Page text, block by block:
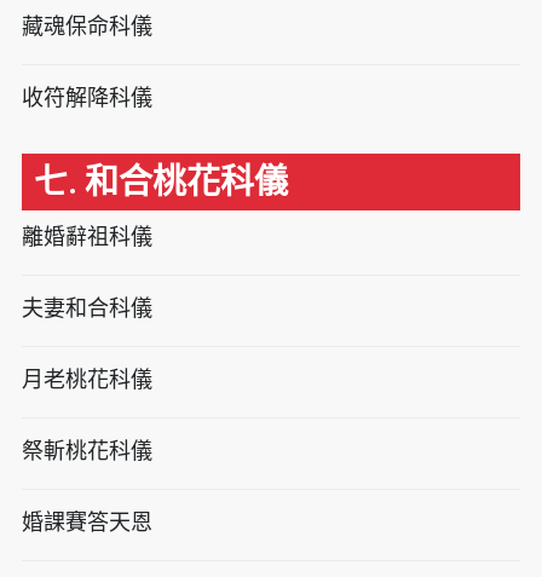
藏魂保命科儀
收符解降科儀
七. 和合桃花科儀
離婚辭祖科儀
夫妻和合科儀
月老桃花科儀
祭斬桃花科儀
婚課賽答天恩